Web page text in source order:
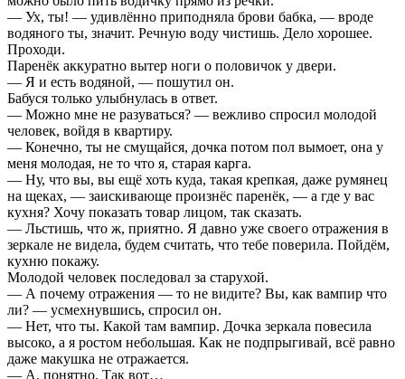
— Ух, ты! — удивлённо приподняла брови бабка, — вроде
водяного ты, значит. Речную воду чистишь. Дело хорошее.
Проходи.
Паренёк аккуратно вытер ноги о половичок у двери.
— Я и есть водяной, — пошутил он.
Бабуся только улыбнулась в ответ.
— Можно мне не разуваться? — вежливо спросил молодой
человек, войдя в квартиру.
— Конечно, ты не смущайся, дочка потом пол вымоет, она у
меня молодая, не то что я, старая карга.
— Ну, что вы, вы ещё хоть куда, такая крепкая, даже румянец
на щеках, — заискивающе произнёс паренёк, — а где у вас
кухня? Хочу показать товар лицом, так сказать.
— Льстишь, что ж, приятно. Я давно уже своего отражения в
зеркале не видела, будем считать, что тебе поверила. Пойдём,
кухню покажу.
Молодой человек последовал за старухой.
— А почему отражения — то не видите? Вы, как вампир что
ли? — усмехнувшись, спросил он.
— Нет, что ты. Какой там вампир. Дочка зеркала повесила
высоко, а я ростом небольшая. Как не подпрыгивай, всё равно
даже макушка не отражается.
— А, понятно. Так вот…